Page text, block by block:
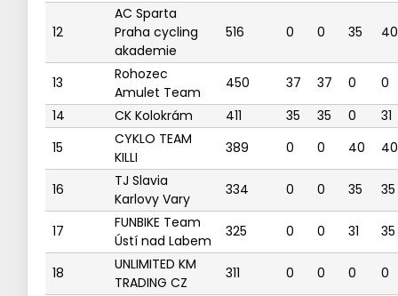
12
AC Sparta
Praha cycling
akademie
516 0 0 35 40
13
Rohozec
Amulet Team
450 37 37 0
0
14
CK Kolokrám 411 35 35 0
31
15
CYKLO TEAM
KILLI
389 0 0 40 40
16
TJ Slavia
Karlovy Vary
334 0 0 35 35
17
FUNBIKE Team
Ústí nad Labem
325 0 0 31 35
18
UNLIMITED KM
TRADING CZ
311 0 0 0 0